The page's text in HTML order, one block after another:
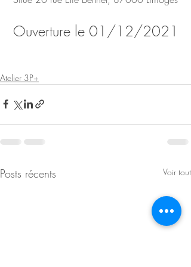
Ouverture le 01/12/2021
Atelier 3P+
Posts récents Voir tout